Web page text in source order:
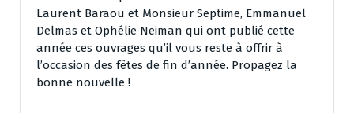
Laurent Baraou et Monsieur Septime, Emmanuel
Delmas et Ophélie Neiman qui ont publié cette
année ces ouvrages qu’il vous reste à offrir à
l’occasion des fêtes de fin d’année. Propagez la
bonne nouvelle !